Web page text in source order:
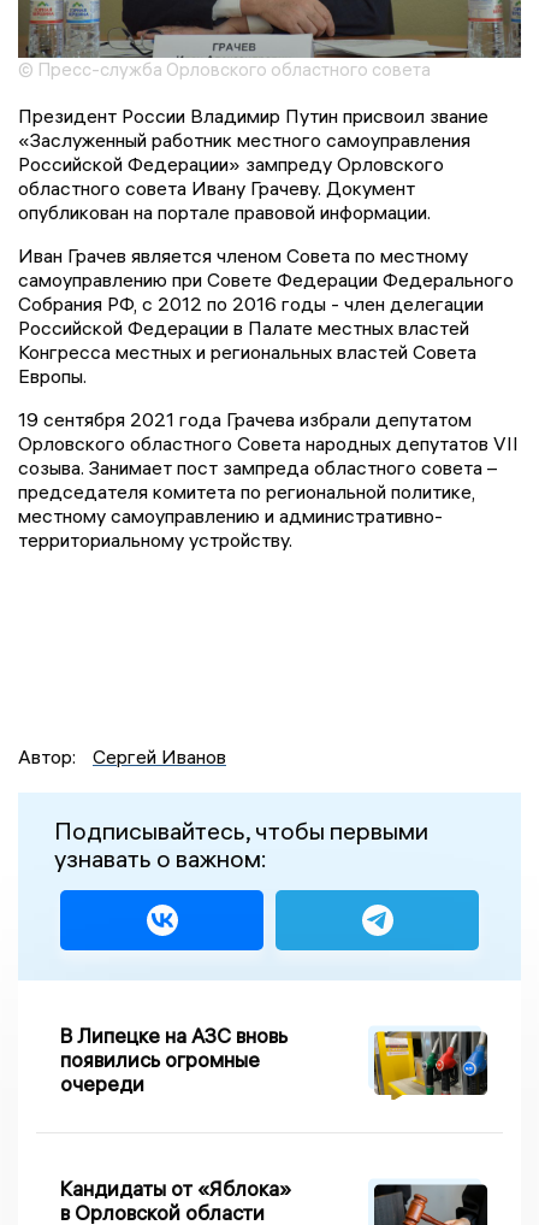
© Пресс-служба Орловского областного совета
Президент России Владимир Путин присвоил звание
«Заслуженный работник местного самоуправления
Российской Федерации» зампреду Орловского
областного совета Ивану Грачеву. Документ
опубликован на портале правовой информации.
Иван Грачев является членом Совета по местному
самоуправлению при Совете Федерации Федерального
Собрания РФ, с 2012 по 2016 годы - член делегации
Российской Федерации в Палате местных властей
Конгресса местных и региональных властей Совета
Европы.
19 сентября 2021 года Грачева избрали депутатом
Орловского областного Совета народных депутатов VII
cозыва. Занимает пост зампреда областного совета –
председателя комитета по региональной политике,
местному самоуправлению и административно-
территориальному устройству.
Автор: Сергей Иванов
Подписывайтесь, чтобы первыми
узнавать о важном:
В Липецке на АЗС вновь
появились огромные
очереди
Кандидаты от «Яблока»
в Орловской области